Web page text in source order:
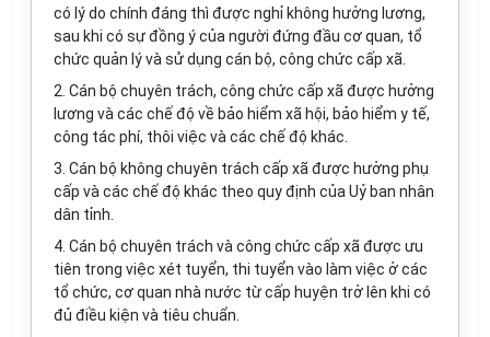
có lý do chính đáng thì được nghỉ không hưởng lương,
sau khi có sự đồng ý của người đứng đầu cơ quan, tổ
chức quản lý và sử dụng cán bộ, công chức cấp xã.
2. Cán bộ chuyên trách, công chức cấp xã được hưởng
lương và các chế độ về bảo hiểm xã hội, bảo hiểm y tế,
công tác phí, thôi việc và các chế độ khác.
3. Cán bộ không chuyên trách cấp xã được hưởng phụ
cấp và các chế độ khác theo quy định của Uỷ ban nhân
dân tỉnh.
4. Cán bộ chuyên trách và công chức cấp xã được ưu
tiên trong việc xét tuyển, thi tuyển vào làm việc ở các
tổ chức, cơ quan nhà nước từ cấp huyện trở lên khi có
đủ điều kiện và tiêu chuẩn.